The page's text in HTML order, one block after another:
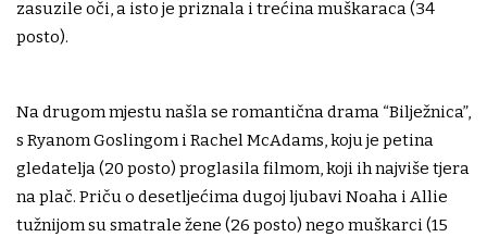
zasuzile oči, a isto je priznala i trećina muškaraca (34
posto).
Na drugom mjestu našla se romantična drama “Bilježnica”,
s Ryanom Goslingom i Rachel McAdams, koju je petina
gledatelja (20 posto) proglasila filmom, koji ih najviše tjera
na plač. Priču o desetljećima dugoj ljubavi Noaha i Allie
tužnijom su smatrale žene (26 posto) nego muškarci (15